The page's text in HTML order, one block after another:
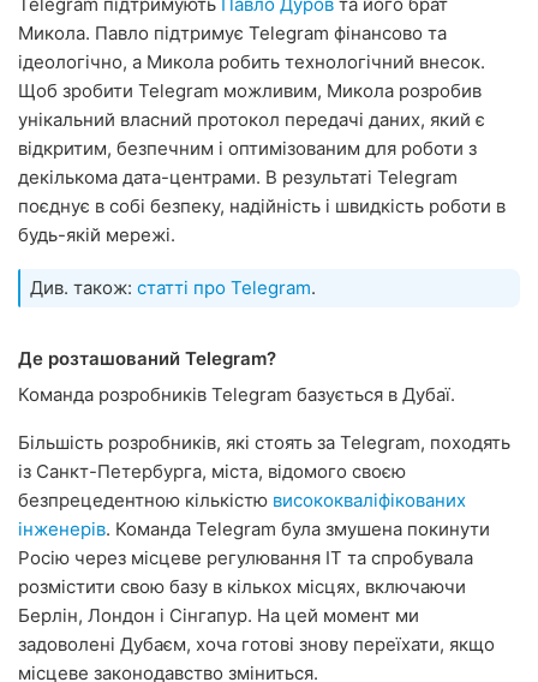
Микола. Павло підтримує Telegram фінансово та
ідеологічно, а Микола робить технологічний внесок.
Щоб зробити Telegram можливим, Микола розробив
унікальний власний протокол передачі даних, який є
відкритим, безпечним і оптимізованим для роботи з
декількома дата-центрами. В результаті Telegram
поєднує в собі безпеку, надійність і швидкість роботи в
будь-якій мережі.
Див. також: статті про Telegram.
Де розташований Telegram?
Команда розробників Telegram базується в Дубаї.
Більшість розробників, які стоять за Telegram, походять
із Санкт-Петербурга, міста, відомого своєю
безпрецедентною кількістю висококваліфікованих
інженерів. Команда Telegram була змушена покинути
Росію через місцеве регулювання ІТ та спробувала
розмістити свою базу в кількох місцях, включаючи
Берлін, Лондон і Сінгапур. На цей момент ми
задоволені Дубаєм, хоча готові знову переїхати, якщо
місцеве законодавство зміниться.